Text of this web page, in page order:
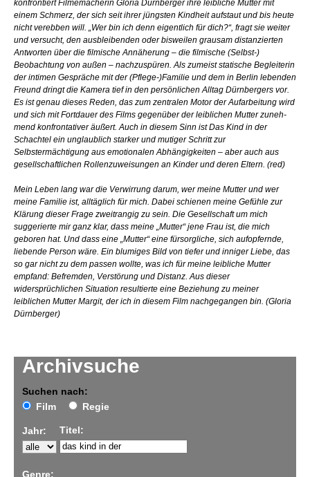
Archivsuche
Suchen nach:
Film
Regie
Jahr: Titel:
Genre:
konfrontiert Filmemacherin Gloria Dürnberger ihre leibliche Mutter mit
einem Schmerz, der sich seit ihrer jüngsten Kindheit aufstaut und bis heute
nicht verebben will. „Wer bin ich denn eigentlich für dich?“, fragt sie weiter
und versucht, den ausbleibenden oder bisweilen grausam distanzierten
Antworten über die filmische Annäherung – die filmische (Selbst-)
Beobachtung von außen – nachzuspüren. Als zumeist statische Begleiterin
der intimen Gespräche mit der (Pflege-)Familie und dem in Berlin lebenden
Freund dringt die Kamera tief in den persönlichen Alltag Dürnbergers vor.
Es ist genau dieses Reden, das zum zentralen Motor der Aufarbeitung wird
und sich mit Fortdauer des Films gegenüber der leiblichen Mutter zuneh-
mend konfrontativer äußert. Auch in diesem Sinn istDas Kind in der
Schachtel ein unglaublich starker und mutiger Schritt zur
Selbstermächtigung aus emotionalen Abhängigkeiten – aber auch aus
gesellschaftlichen Rollenzuweisungen an Kinder und deren Eltern. (red)
Mein Leben lang war die Verwirrung darum, wer meine Mutter und wer
meine Familie ist, alltäglich für mich. Dabei schienen meine Gefühle zur
Klärung dieser Frage zweitrangig zu sein. Die Gesellschaft um mich
suggerierte mir ganz klar, dass meine „Mutter“ jene Frau ist, die mich
geboren hat. Und dass eine „Mutter“ eine fürsorgliche, sich aufopfernde,
liebende Person wäre. Ein blumiges Bild von tiefer und inniger Liebe, das
so gar nicht zu dem passen wollte, was ich für meine leibliche Mutter
empfand: Befremden, Verstörung und Distanz. Aus dieser
widersprüchlichen Situation resultierte eine Beziehung zu meiner
leiblichen Mutter Margit, der ich in diesem Film nachgegangen bin. (Gloria
Dürnberger)